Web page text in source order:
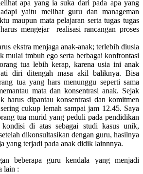
apa yang ia suka dari pada apa yang
yaitu melihat guru dan manageman
maupun mata pelajaran serta tugas tugas
mengejar realisasi rancangan proses
ekstra menjaga anak-anak; terlebih diusia
mulai tmbuh ego serta berbagai konfrontasi
tua lebih kerap, karena usia ini anak
diri ditengah masa akil baliknya. Bisa
tua yang hars menunggu seperti sama
mata dan konsentrasi anak. Sejak
harus dipantau konsentrasi dan komitmen
cukup lemah sampai jam 12.45. Saya
tua murid yang peduli pada pendidikan
di atas sebagai studi kasus unik,
dikonsultasikan dengan guru, hasilnya
yang terjadi pada anak didik lainnnya.
beberapa guru kendala yang menjadi
lain :